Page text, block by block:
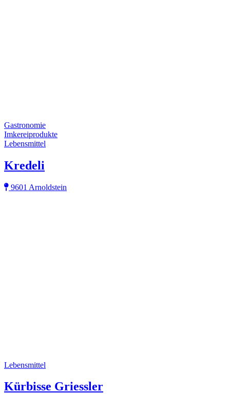
Gastronomie
Imkereiprodukte
Lebensmittel
Kredeli
9601 Arnoldstein
Lebensmittel
Kürbisse Griessler